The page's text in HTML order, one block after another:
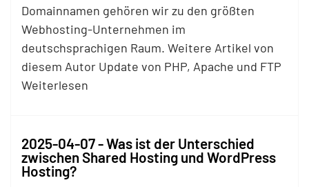
Domainnamen gehören wir zu den größten
Webhosting-Unternehmen im
deutschsprachigen Raum. Weitere Artikel von
diesem Autor Update von PHP, Apache und FTP
Weiterlesen
2025-04-07 - Was ist der Unterschied
zwischen Shared Hosting und WordPress
Hosting?